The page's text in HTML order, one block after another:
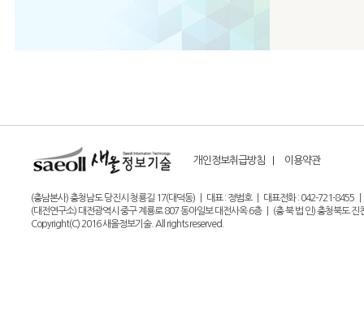
개인정보취급방침 | 이용약관
(충남본사) 충청남도 당진시 청룡길 17(대덕동) | 대표 : 정범호 | 대표전화 : 042-721-
(대전연구소) 대전광역시 중구 계룡로 807 동아일보 대전사옥 6층 | (충 북 법 인) 충청북도
Copyright(C) 2016 새올정보기술. All rights reserved.